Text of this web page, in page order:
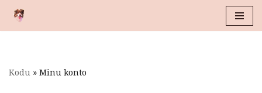
Skip
Kodu » Minu konto